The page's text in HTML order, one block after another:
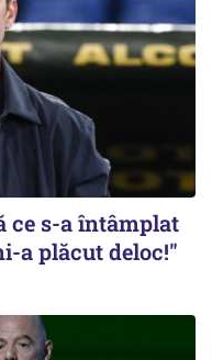
ce s-a întâmplat
a plăcut deloc!"